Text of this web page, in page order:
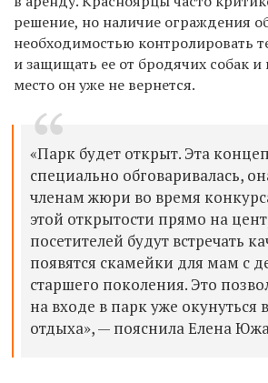
решение, но наличие ограждения
необходимостью контролировать
и защищать ее от бродячих собак и
место он уже не вернется.
«Парк будет открыт. Эта
специально обговаривалась,
членам жюри во время
этой открытости прямо на
посетителей будут встречать
появятся скамейки для мам с
старшего поколения. Это
на входе в парк уже окунуться
отдыха», — пояснила Елена